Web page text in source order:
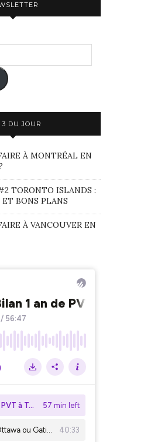
DU JOUR
À MONTRÉAL EN
TORONTO ISLANDS :
BONS PLANS
À VANCOUVER EN